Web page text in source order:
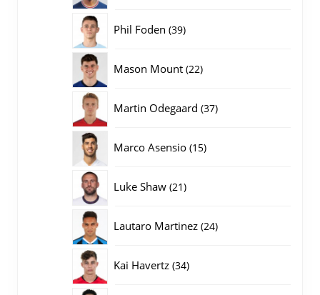
Phil Foden 3939
Mason Mount 2222
Martin Odegaard 3737
Marco Asensio 1515
Luke Shaw 2121
Lautaro Martinez 2424
Kai Havertz 3434